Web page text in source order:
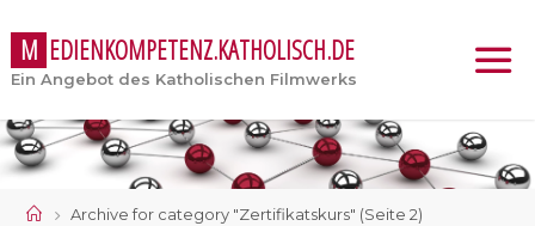
M EDIENKOMPETENZ.KATHOLISCH.DE
Ein Angebot des Katholischen Filmwerks
StartArchive for category "Zertifikatskurs" (Seite 2)